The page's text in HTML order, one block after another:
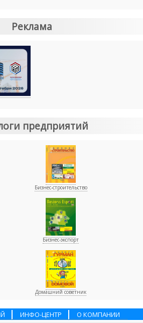
Реклама
предприятий
Бизнес-строительство
Бизнес-экспорт
Домашний советник
ИНФО-ЦЕНТР
О КОМПАНИИ